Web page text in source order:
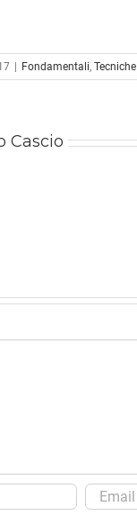
Fondamentali, Tecniche
Cascio